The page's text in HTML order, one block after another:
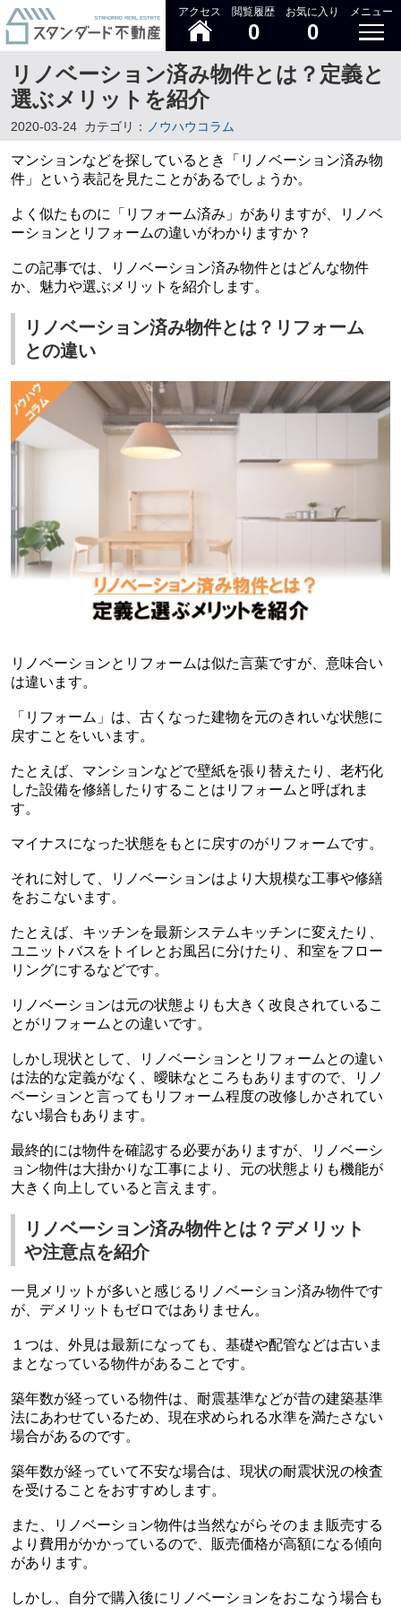
アクセス 閲覧履歴
0
お気に入り
0
メニュー
リノベーション済み物件とは？定義と
選ぶメリットを紹介
2020-03-24 カテゴリ： ノウハウコラム
マンションなどを探しているとき「リノベーション済み物
件」という表記を見たことがあるでしょうか。
よく似たものに「リフォーム済み」がありますが、リノベ
ーションとリフォームの違いがわかりますか？
この記事では、リノベーション済み物件とはどんな物件
か、魅力や選ぶメリットを紹介します。
リノベーション済み物件とは？リフォーム
との違い
リノベーションとリフォームは似た言葉ですが、意味合い
は違います。
「リフォーム」は、古くなった建物を元のきれいな状態に
戻すことをいいます。
たとえば、マンションなどで壁紙を張り替えたり、老朽化
した設備を修繕したりすることはリフォームと呼ばれま
す。
マイナスになった状態をもとに戻すのがリフォームです。
それに対して、リノベーションはより大規模な工事や修繕
をおこないます。
たとえば、キッチンを最新システムキッチンに変えたり、
ユニットバスをトイレとお風呂に分けたり、和室をフロー
リングにするなどです。
リノベーションは元の状態よりも大きく改良されているこ
とがリフォームとの違いです。
しかし現状として、リノベーションとリフォームとの違い
は法的な定義がなく、曖昧なところもありますので、リノ
ベーションと言ってもリフォーム程度の改修しかされてい
ない場合もあります。
最終的には物件を確認する必要がありますが、リノベーシ
ョン物件は大掛かりな工事により、元の状態よりも機能が
大きく向上していると言えます。
リノベーション済み物件とは？デメリット
や注意点を紹介
一見メリットが多いと感じるリノベーション済み物件です
が、デメリットもゼロではありません。
１つは、外見は最新になっても、基礎や配管などは古いま
まとなっている物件があることです。
築年数が経っている物件は、耐震基準などが昔の建築基準
法にあわせているため、現在求められる水準を満たさない
場合があるのです。
築年数が経っていて不安な場合は、現状の耐震状況の検査
を受けることをおすすめします。
また、リノベーション物件は当然ながらそのまま販売する
より費用がかかっているので、販売価格が高額になる傾向
があります。
しかし、自分で購入後にリノベーションをおこなう場合も